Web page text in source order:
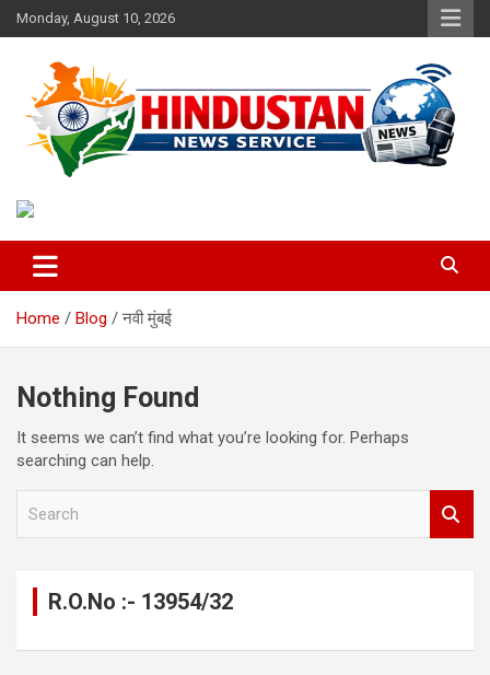
Skip
to
Monday, August 10, 2026
Hindustan News Service
Home Blog नवी मुंबई
Nothing Found
It seems we can’t find what you’re looking for. Perhaps
searching can help.
R.O.No :- 13954/32